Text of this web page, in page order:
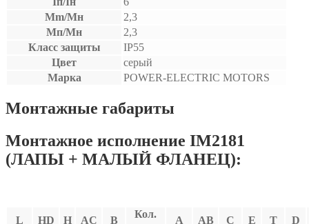
Mm/Мн
2,3
Мп/Мн
2,3
Класс защиты
IP55
Цвет
серый
Марка
POWER-ELECTRIC MOTORS
Монтажные габариты
Монтажное исполнение IM2181
(ЛАПЫ + МАЛЫЙ ФЛАНЕЦ):
L HD H AC В
Кол.
A AB C E T D